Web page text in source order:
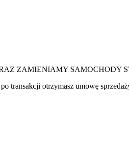
ZAMIENIAMY SAMOCHODY
transakcji otrzymasz umowę